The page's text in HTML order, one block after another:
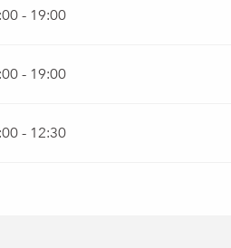
- 19:00
- 19:00
- 12:30